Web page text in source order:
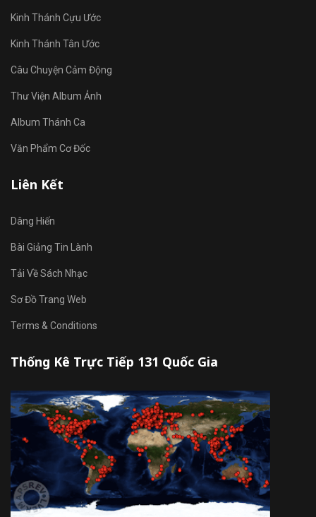
Kinh Thánh Cựu Ước
Kinh Thánh Tân Ước
Câu Chuyện Cảm Động
Thư Viện Album Ảnh
Album Thánh Ca
Văn Phẩm Cơ Đốc
Liên Kết
Dâng Hiến
Bài Giảng Tin Lành
Tải Về Sách Nhạc
Sơ Đồ Trang Web
Terms & Conditions
Thống Kê Trực Tiếp 131 Quốc Gia